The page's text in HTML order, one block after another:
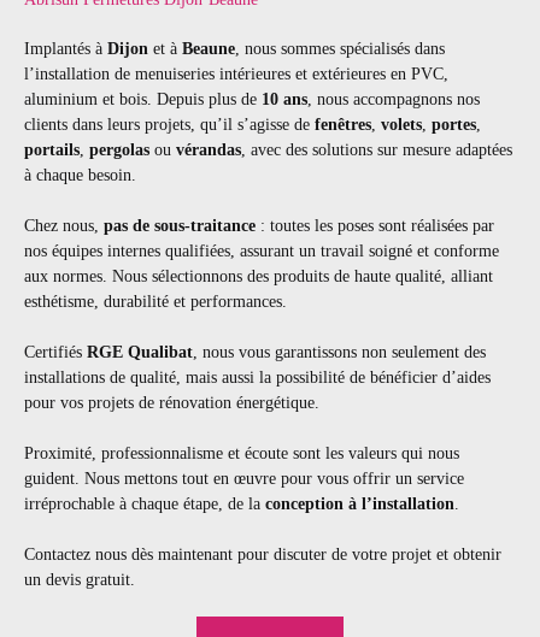
Implantés à Dijon et à Beaune, nous sommes spécialisés dans
l’installation de menuiseries intérieures et extérieures en PVC,
aluminium et bois. Depuis plus de 10 ans, nous accompagnons nos
clients dans leurs projets, qu’il s’agisse de fenêtres, volets, portes,
portails, pergolas ou vérandas, avec des solutions sur mesure adaptées
à chaque besoin.
Chez nous, pas de sous-traitance : toutes les poses sont réalisées par
nos équipes internes qualifiées, assurant un travail soigné et conforme
aux normes. Nous sélectionnons des produits de haute qualité, alliant
esthétisme, durabilité et performances.
Certifiés RGE Qualibat, nous vous garantissons non seulement des
installations de qualité, mais aussi la possibilité de bénéficier d’aides
pour vos projets de rénovation énergétique.
Proximité, professionnalisme et écoute sont les valeurs qui nous
guident. Nous mettons tout en œuvre pour vous offrir un service
irréprochable à chaque étape, de la conception à l’installation.
Contactez nous dès maintenant pour discuter de votre projet et obtenir
un devis gratuit.